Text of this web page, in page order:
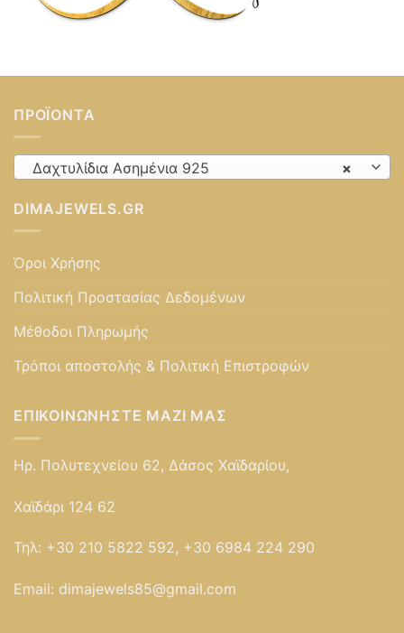
ΠΡΟΪΌΝΤΑ
×
Δαχτυλίδια Ασημένια 925
DIMAJEWELS.GR
Όροι Χρήσης
Πολιτική Προστασίας Δεδομένων
Μέθοδοι Πληρωμής
Τρόποι αποστολής & Πολιτική Επιστροφών
ΕΠΙΚΟΙΝΩΝΉΣΤΕ ΜΑΖΊ ΜΑΣ
Ηρ. Πολυτεχνείου 62, Δάσος Χαϊδαρίου,
Χαϊδάρι 124 62
Τηλ: +30 210 5822 592, +30 6984 224 290
Email: dimajewels85@gmail.com